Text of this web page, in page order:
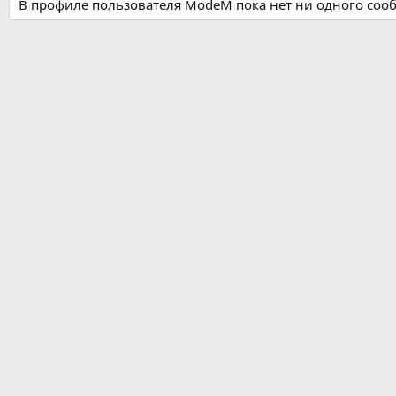
В профиле пользователя ModeM пока нет ни одного